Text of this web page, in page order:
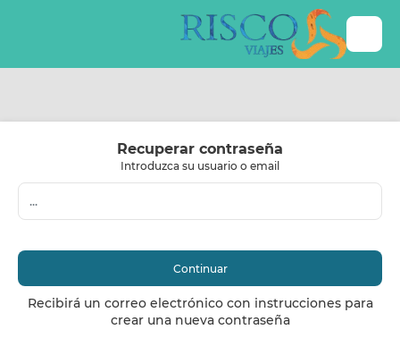
Recuperar contraseña
Introduzca su usuario o email
Continuar
Recibirá un correo electrónico con instrucciones para
crear una nueva contraseña